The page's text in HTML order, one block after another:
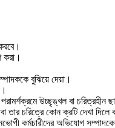
করা।
বুঝিয়ে দেয়া।
উচ্ছৃঙ্খল বা চরিত্রহীন
চরিত্রে কোন ক্রটি দেখা
কর্মচারীদের অভিযোগ